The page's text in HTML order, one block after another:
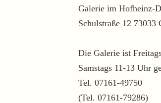
Galerie im Hofheinz-
Schulstraße 12 73033
Die Galerie ist
Samstags 11-13 Uhr
Tel. 07161-49750
(Tel. 07161-79286)